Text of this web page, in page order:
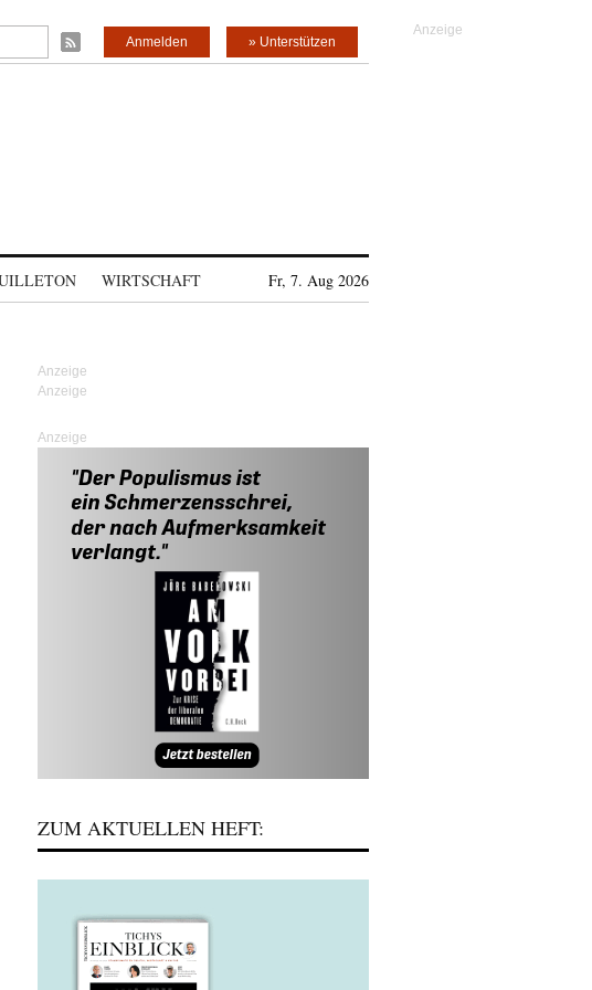
» Unterstützen
Anmelden
WIRTSCHAFT Fr, 7. Aug 2026
Anzeige
ZUM AKTUELLEN HEFT: